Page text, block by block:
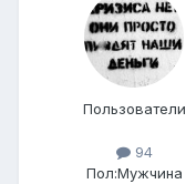
Пользователи
94
Пол:Мужчина